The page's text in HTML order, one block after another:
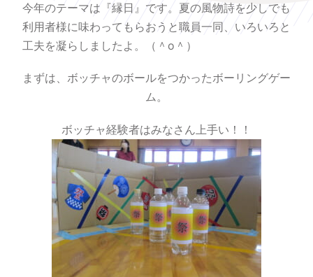
今年のテーマは『縁日』です。夏の風物詩を少しでも
利用者様に味わってもらおうと職員一同、いろいろと
工夫を凝らしましたよ。（＾o＾）
まずは、ボッチャのボールをつかったボーリングゲー
ム。
ボッチャ経験者はみなさん上手い！！